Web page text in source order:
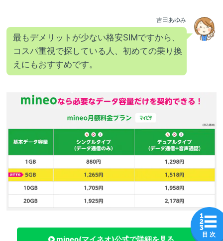
吉田あゆみ
最もデメリットが少ない格安SIMですから、
コスパ重視で探している人、初めての乗り換
えにもおすすめです。
目 次